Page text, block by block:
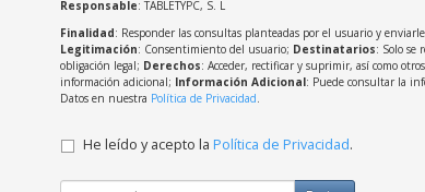
Responsable: TABLETYPC, S. L
Finalidad: Responder las consultas planteadas por el usuario y
Legitimación: Consentimiento del usuario; Destinatarios: Solo se
obligación legal; Derechos: Acceder, rectificar y suprimir, así como
información adicional; Información Adicional: Puede consultar la
Datos en nuestra Política de Privacidad.
He leído y acepto la Política de Privacidad.